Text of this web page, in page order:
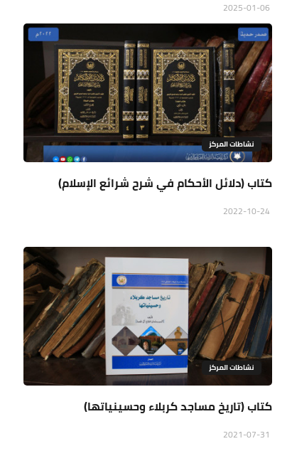
نشاطات المركز
كتاب (دلائل الأحكام في شرح شرائع الإسلام)
نشاطات المركز
كتاب (تاريخ مساجد كربلاء وحسينياتها)